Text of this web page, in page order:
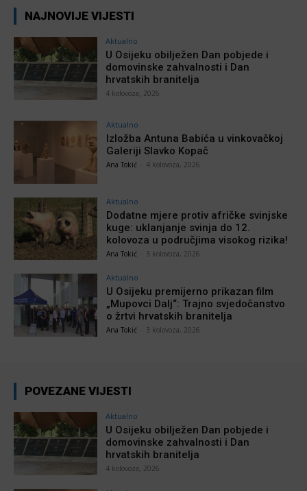
NAJNOVIJE VIJESTI
Aktualno
U Osijeku obilježen Dan pobjede i
domovinske zahvalnosti i Dan
hrvatskih branitelja
4 kolovoza, 2026
Aktualno
Izložba Antuna Babića u vinkovačkoj
Galeriji Slavko Kopač
Ana Tokić 4 kolovoza, 2026
Aktualno
Dodatne mjere protiv afričke svinjske
kuge: uklanjanje svinja do 12.
kolovoza u područjima visokog rizika!
Ana Tokić 3 kolovoza, 2026
Aktualno
U Osijeku premijerno prikazan film
„Mupovci Dalj“: Trajno svjedočanstvo
o žrtvi hrvatskih branitelja
Ana Tokić 3 kolovoza, 2026
POVEZANE VIJESTI
Aktualno
U Osijeku obilježen Dan pobjede i
domovinske zahvalnosti i Dan
hrvatskih branitelja
4 kolovoza, 2026